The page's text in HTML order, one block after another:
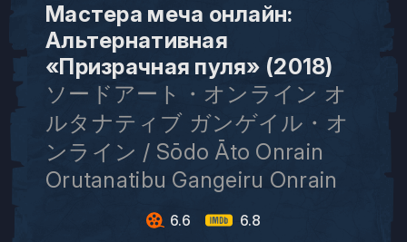
Мастера меча онлайн:
Альтернативная
«Призрачная пуля» (2018)
ソードアート・オンライン オ
ルタナティブ ガンゲイル・オ
ンライン / Sōdo Āto Onrain
Orutanatibu Gangeiru Onrain
6.6 6.8